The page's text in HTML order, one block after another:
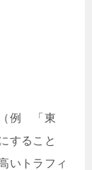
（例 「東
ること
いトラフィ